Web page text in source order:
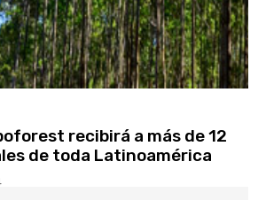
recibirá a más de 12
de toda Latinoamérica